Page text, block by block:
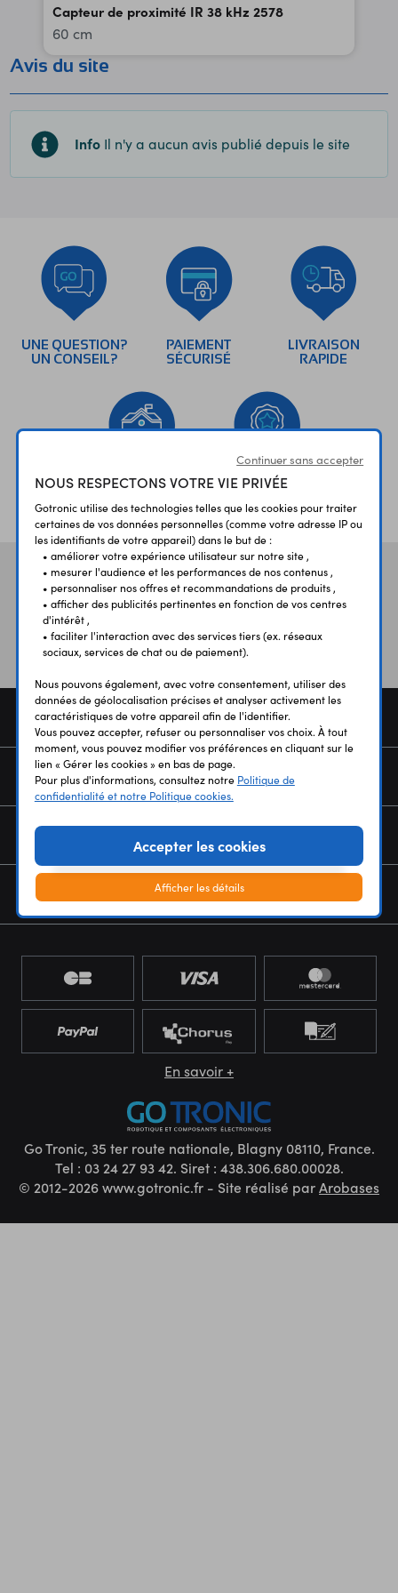
Capteur de proximité IR 38 kHz 2578
60 cm
Avis du site
Info Il n'y a aucun avis publié depuis le site
UNE QUESTION?
UN CONSEIL?
PAIEMENT
SÉCURISÉ
LIVRAISON
RAPIDE
ÉTABLISSEMENTS
SCOLAIRES
PLUS 30 ANS
D’EXPERIENCE
Vos aviset témoignages
COMMANDE
SERVICES
NEWSLETTER
En savoir +
Go Tronic, 35 ter route nationale, Blagny 08110, France.
Tel : 03 24 27 93 42. Siret : 438.306.680.00028.
© 2012-2026 www.gotronic.fr - Site réalisé parArobases
Continuer sans accepter
NOUS RESPECTONS VOTRE VIE PRIVÉE
Gotronic utilise des technologies telles que les cookies pour traiter
certaines de vos données personnelles (comme votre adresse IP ou
les identifiants de votre appareil) dans le but de :
• améliorer votre expérience utilisateur sur notre site ,
• mesurer l'audience et les performances de nos contenus ,
• personnaliser nos offres et recommandations de produits ,
• afficher des publicités pertinentes en fonction de vos centres
d'intérêt ,
• faciliter l'interaction avec des services tiers (ex. réseaux
sociaux, services de chat ou de paiement).
Nous pouvons également, avec votre consentement, utiliser des
données de géolocalisation précises et analyser activement les
caractéristiques de votre appareil afin de l'identifier.
Vous pouvez accepter, refuser ou personnaliser vos choix. À tout
moment, vous pouvez modifier vos préférences en cliquant sur le
lien « Gérer les cookies » en bas de page.
Pour plus d'informations, consultez notre Politique de
confidentialité et notre Politique cookies.
Accepter les cookies
Afficher les détails